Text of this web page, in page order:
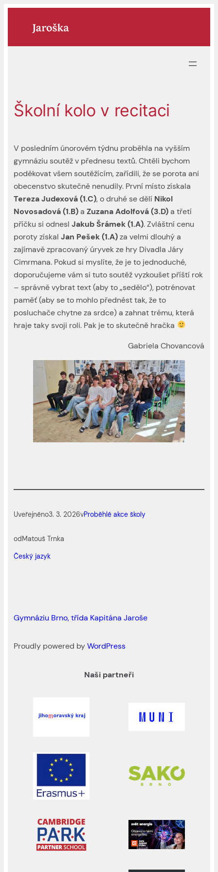
Školní kolo v recitaci
V posledním únorovém týdnu proběhla na vyšším
gymnáziu soutěž v přednesu textů. Chtěli bychom
poděkovat všem soutěžícím, zařídili, že se porota ani
obecenstvo skutečně nenudily. První místo získala
Tereza Judexová (1.C), o druhé se dělí Nikol
Novosadová (1.B)aZuzana Adolfová (3.D)a třetí
příčku si odneslJakub Šrámek (1.A). Zvláštní cenu
poroty získalJan Pešek (1.A)za velmi dlouhý a
zajímavě zpracovaný úryvek ze hry Divadla Járy
Cimrmana. Pokud si myslíte, že je to jednoduché,
doporučujeme vám si tuto soutěž vyzkoušet příští rok
– správně vybrat text (aby to „sedělo“), potrénovat
paměť (aby se to mohlo přednést tak, že to
posluchače chytne za srdce) a zahnat trému, která
hraje taky svoji roli. Pak je to skutečně hračka
Gabriela Chovancová
Uveřejněno3. 3. 2026vProběhlé akce školy
odMatouš Trnka
Český jazyk
Gymnáziu Brno, třída Kapitána Jaroše
Proudly powered byWordPress
Naši partneři